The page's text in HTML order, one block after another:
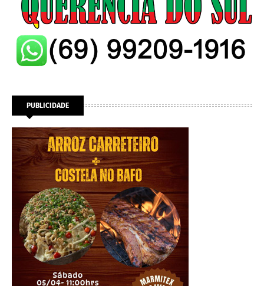
PUBLICIDADE